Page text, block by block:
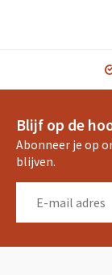
Blijf op de
Abonneer je op
blijven.